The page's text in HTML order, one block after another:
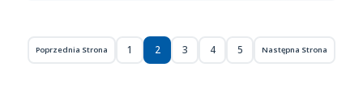
Poprzednia Strona 1 2 3 4 5 Następna Strona